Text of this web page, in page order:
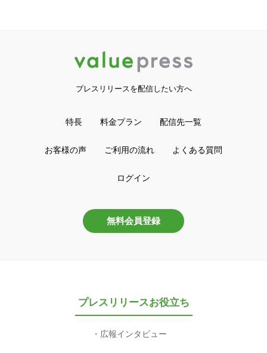
プレスリリースを配信したい方へ
特長 料金プラン 配信先一覧
お客様の声 ご利用の流れ よくある質問
ログイン
無料会員登録
プレスリリースお役立ち
広報インタビュー